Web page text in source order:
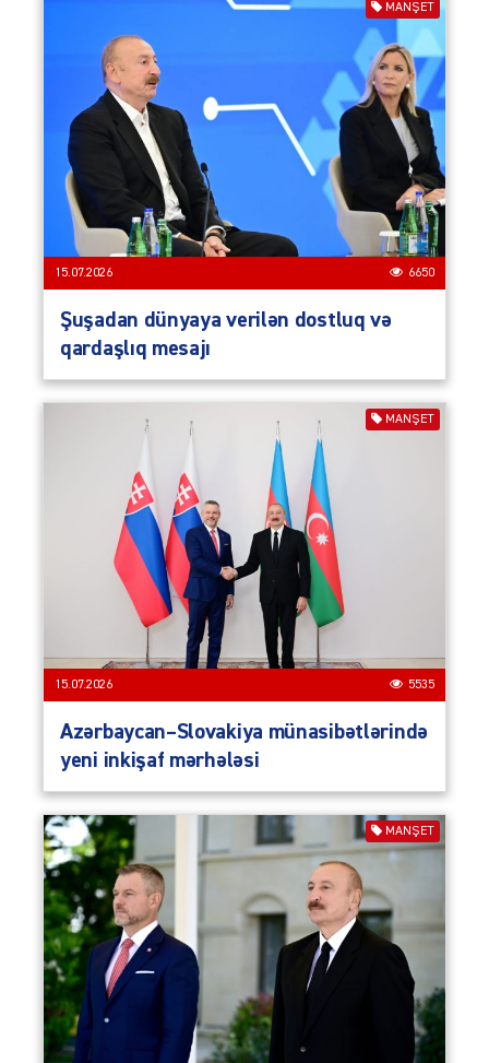
MANŞET
15.07.2026 6650
Şuşadan dünyaya verilən dostluq və
qardaşlıq mesajı
MANŞET
15.07.2026 5535
Azərbaycan–Slovakiya münasibətlərində
yeni inkişaf mərhələsi
MANŞET